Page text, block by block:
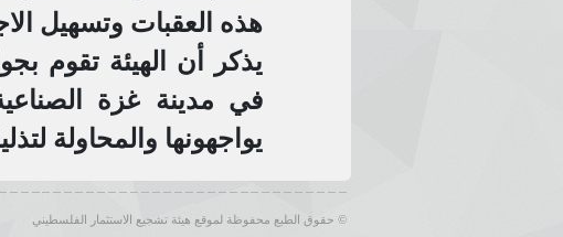
هذه العقبات وتسهيل
يذكر أن الهيئة تقوم
في مدينة غزة
يواجهونها والمحاولة
© حقوق الطبع محفوظة لموقع هيئة تشجيع الاستثمار الفلسطيني